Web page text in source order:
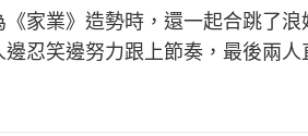
家業》造勢時，還一起合跳了
忍笑邊努力跟上節奏，最後兩